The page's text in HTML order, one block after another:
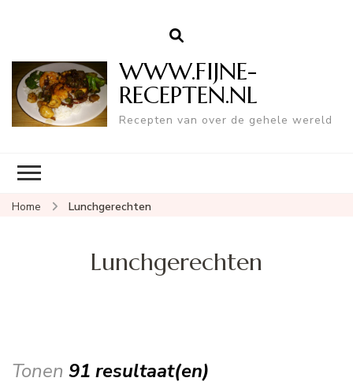
WWW.FIJNE-
RECEPTEN.NL
Recepten van over de gehele wereld
Home Lunchgerechten
Lunchgerechten
Tonen 91 resultaat(en)